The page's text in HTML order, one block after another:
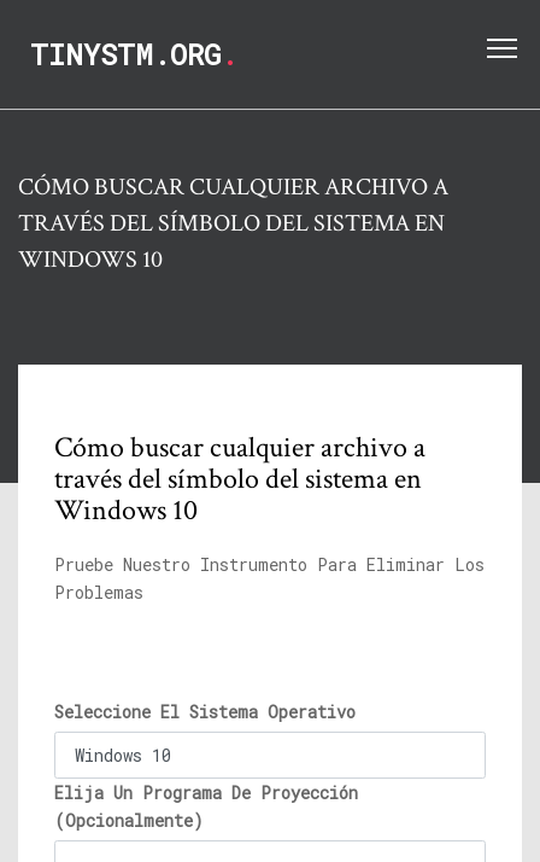
TINYSTM.ORG.
CÓMO BUSCAR CUALQUIER ARCHIVO A
TRAVÉS DEL SÍMBOLO DEL SISTEMA EN
WINDOWS 10
Cómo buscar cualquier archivo a
través del símbolo del sistema en
Windows 10
Pruebe Nuestro Instrumento Para Eliminar Los
Problemas
Seleccione El Sistema Operativo
Elija Un Programa De Proyección
(Opcionalmente)